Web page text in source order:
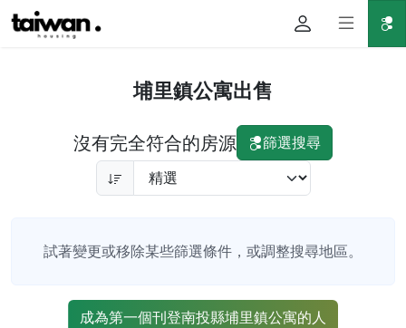
埔里鎮公寓出售
沒有完全符合的房源 篩選搜尋
試著變更或移除某些篩選條件，或調整搜尋地區。
成為第一個刊登南投縣埔里鎮公寓的人